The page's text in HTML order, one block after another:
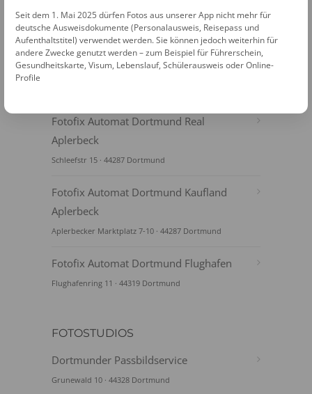
Fotofix Automat Dortmund Real
Aplerbeck
Schleefstr 15 · 44287 Dortmund
Fotofix Automat Dortmund Kaufland
Aplerbeck
Aplerbecker Marktplatz 7-10 · 44287 Dortmund
Fotofix Automat Dortmund Flughafen
Flughafenring 11 · 44319 Dortmund
FOTOSTUDIOS
Dortmunder Passbildservice
Grunewald 10 · 44328 Dortmund
Seit dem 1. Mai 2025 dürfen Fotos aus unserer App nicht mehr für
deutsche Ausweisdokumente (Personalausweis, Reisepass und
Aufenthaltstitel) verwendet werden. Sie können jedoch weiterhin für
andere Zwecke genutzt werden – zum Beispiel für Führerschein,
Gesundheitskarte, Visum, Lebenslauf, Schülerausweis oder Online-
Profile